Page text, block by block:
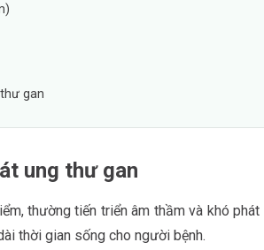
gan
ung thư gan
thường tiến triển âm thầm và khó
thời gian sống cho người bệnh.